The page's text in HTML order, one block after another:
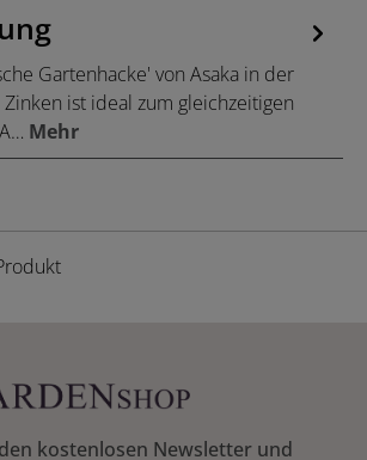
Gartenhacke' von Asaka in der
ist ideal zum gleichzeitigen
Mehr
kostenlosen Newsletter und